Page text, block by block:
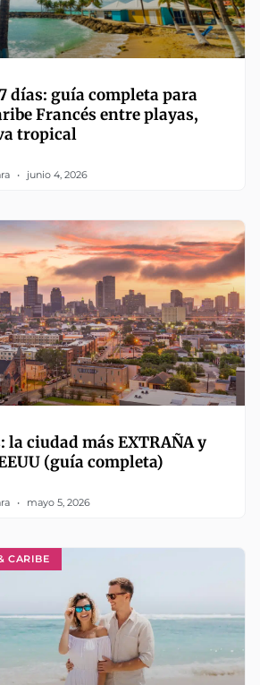
días: guía completa para
Francés entre playas,
tropical
junio 4, 2026
la ciudad más EXTRAÑA y
(guía completa)
mayo 5, 2026
CARIBE